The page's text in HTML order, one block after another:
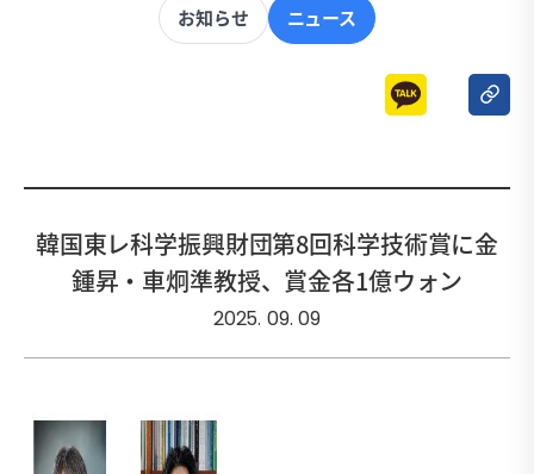
お知らせ ニュース
韓国東レ科学振興財団第8回科学技術賞に金
鍾昇・車炯準教授、賞金各1億ウォン
2025. 09. 09